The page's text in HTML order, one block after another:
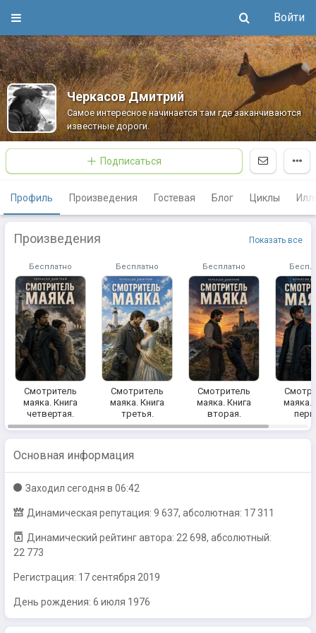
Войти
Черкасов Дмитрий
Самое интересное начинается там где заканчиваются
известные дороги.
Подписаться
Профиль Произведения Гостевая Блог Циклы
Произведения Показать все
Бесплатно
Смотритель
маяка. Книга
четвертая.
Бесплатно
Смотритель
маяка. Книга
третья.
Бесплатно
Смотритель
маяка. Книга
вторая.
маяка.
Основная информация
Заходил сегодня в 06:42
Динамическая репутация: 9 637, абсолютная: 17 311
Динамический рейтинг автора: 22 698, абсолютный:
22 773
Регистрация: 17 сентября 2019
День рождения: 6 июля 1976